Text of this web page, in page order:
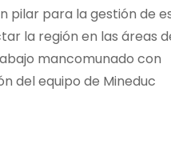
pilar para la gestión de
la región en las áreas
mancomunado con
del equipo de Mineduc